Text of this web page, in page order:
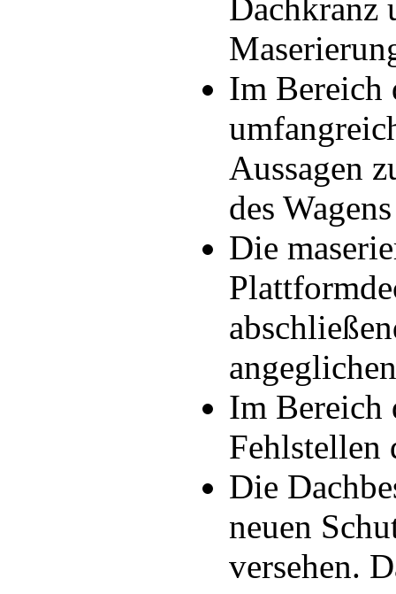
Dachkranz
Im Bereich
Aussagen
des
Die
Im Bereich
Fehlstellen
Die
neuen
versehen.